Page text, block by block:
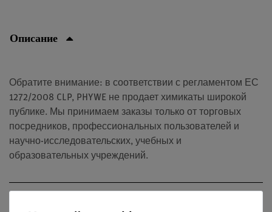
Описание
Обратите внимание: в соответствии с регламентом ЕС
1272/2008 CLP, PHYWE не продает химикаты широкой
публике. Мы принимаем заказы только от торговых
посредников, профессиональных пользователей и
научно-исследовательских, учебных и
образовательных учреждений.